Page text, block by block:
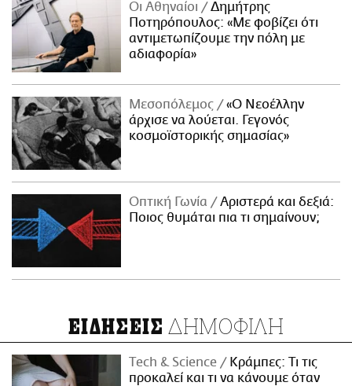
Οι Αθηναίοι
Δημήτρης
Ποτηρόπουλος: «Με φοβίζει ότι
αντιμετωπίζουμε την πόλη με
αδιαφορία»
Μεσοπόλεμος
«Ο Νεοέλλην
άρχισε να λούεται. Γεγονός
κοσμοϊστορικής σημασίας»
Οπτική Γωνία
Αριστερά και δεξιά:
Ποιος θυμάται πια τι σημαίνουν;
ΕΙΔΗΣΕΙΣ ΔΗΜΟΦΙΛΗ
Τech & Science
Κράμπες: Τι τις
προκαλεί και τι να κάνουμε όταν